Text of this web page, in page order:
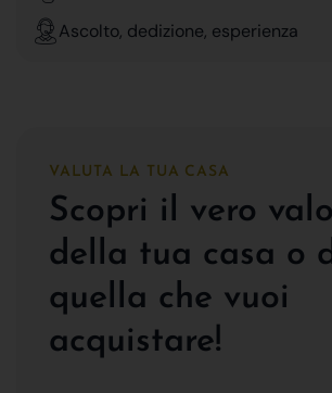
Ascolto, dedizione, esperienza
VALUTA LA TUA CASA
Scopri il vero
della tua casa o
quella che vuoi
acquistare!